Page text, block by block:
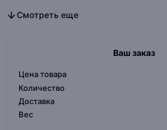
Все подвесные светильники в
Все в стиле лофт в категории
Все из металла в категории
Все подвесные светильники в
Смотреть еще
Ваш заказ
Цена товара
Количество
Доставка
Вес